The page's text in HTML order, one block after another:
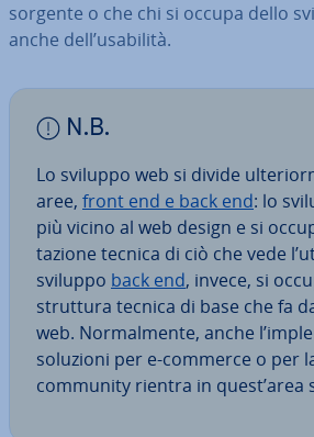
sorgente o che chi si occupa dello
anche dell’usabilità.
N.B.
Lo sviluppo web si divide
aree, front end e back end: lo
più vicino al web design e si
ta­zio­ne tecnica di ciò che vede
sviluppo back end, invece, si
struttura tecnica di base che fa
web. Nor­mal­men­te, anche
soluzioni per e-commerce o per
community rientra in quest’area